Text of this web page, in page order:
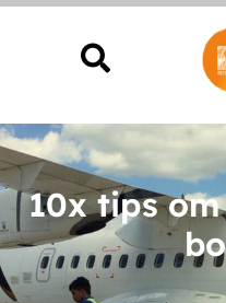
Ga
10x tips